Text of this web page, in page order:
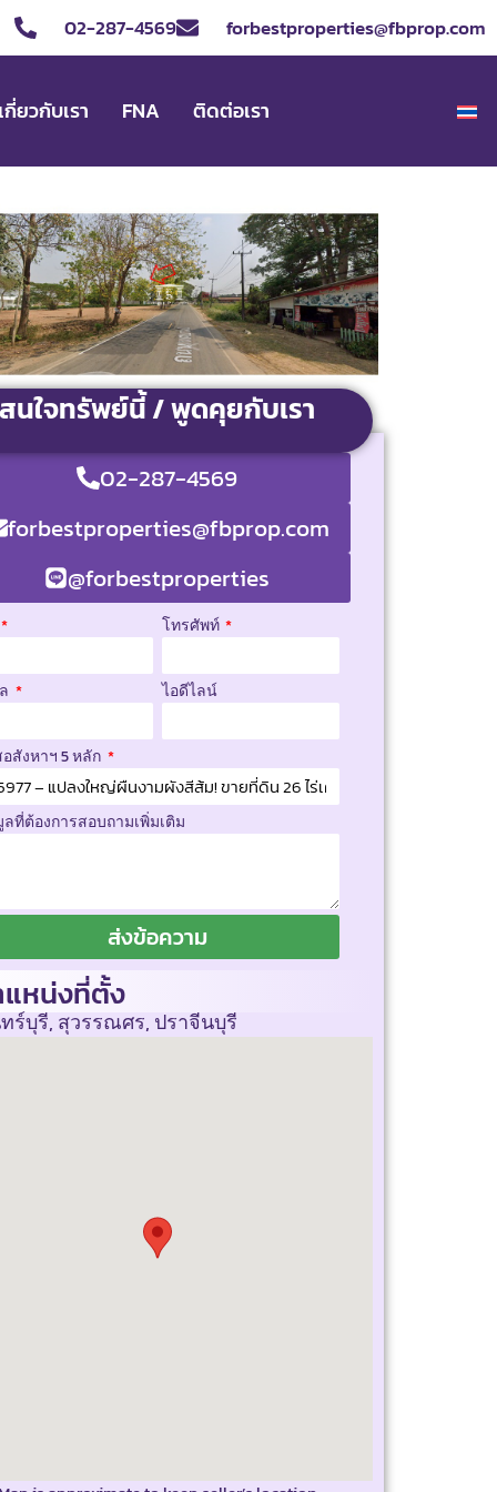
02-287-4569 forbestproperties@fbprop.com
เกี่ยวกับเรา FNA ติดต่อเรา
สนใจทรัพย์นี้ / พูดคุยกับเรา
02-287-4569
forbestproperties@fbprop.com
@forbestproperties
โทรศัพท์
ไอดีไลน์
สังหาฯ 5 หลัก
ที่ต้องการสอบถามเพิ่มเติม
ส่งข้อความ
หน่งที่ตั้ง
ร์บุรี, สุวรรณศร, ปราจีนบุรี